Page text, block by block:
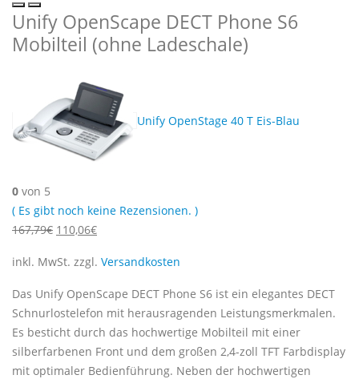
Unify OpenScape DECT Phone S6
Mobilteil (ohne Ladeschale)
Unify OpenStage 40 T Eis-Blau
0 von 5
( Es gibt noch keine Rezensionen. )
167,79€ Ursprünglicher
war:
167,79€
110,06€Aktueller
ist:
110,06€.
inkl. MwSt. zzgl. Versandkosten
Das Unify OpenScape DECT Phone S6 ist ein elegantes DECT
Schnurlostelefon mit herausragenden Leistungsmerkmalen.
Es besticht durch das hochwertige Mobilteil mit einer
silberfarbenen Front und dem großen 2,4-zoll TFT Farbdisplay
mit optimaler Bedienführung. Neben der hochwertigen